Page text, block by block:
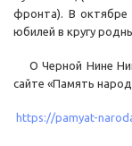
фронта). В октябре
юбилей в кругу
О Черной Нине
сайте «Память
https://pamyat-